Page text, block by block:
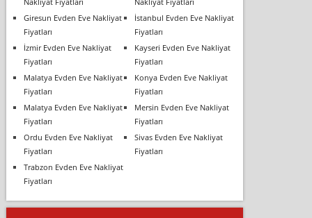
Giresun Evden Eve Nakliyat
Fiyatları
İstanbul Evden Eve Nakliyat
Fiyatları
İzmir Evden Eve Nakliyat
Fiyatları
Kayseri Evden Eve Nakliyat
Fiyatları
Malatya Evden Eve Nakliyat
Fiyatları
Konya Evden Eve Nakliyat
Fiyatları
Malatya Evden Eve Nakliyat
Fiyatları
Mersin Evden Eve Nakliyat
Fiyatları
Ordu Evden Eve Nakliyat
Fiyatları
Sivas Evden Eve Nakliyat
Fiyatları
Trabzon Evden Eve Nakliyat
Fiyatları